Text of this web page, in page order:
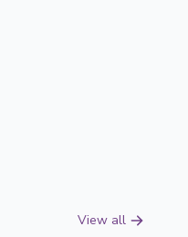
View all